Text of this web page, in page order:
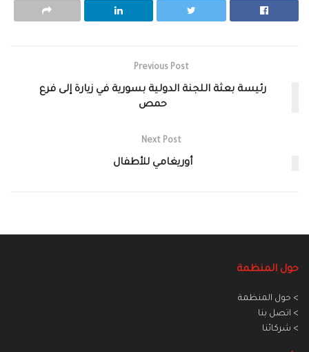
Previous Post
رئيسة بعثة اللجنة الدولية بسورية في زيارة إلى فرع
حمص
Next Post
أوريغامي للأطفال
حول المنظمة
> حول المنظمة
> اتصل بنا
> شركائنا